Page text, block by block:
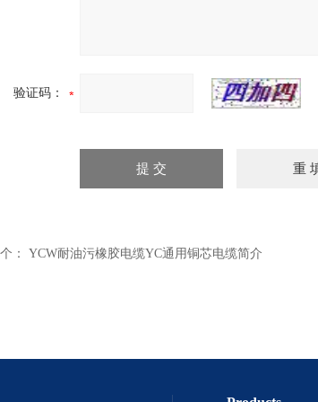
验证码：
： YCW耐油污橡胶电缆YC通用铜芯电缆简介